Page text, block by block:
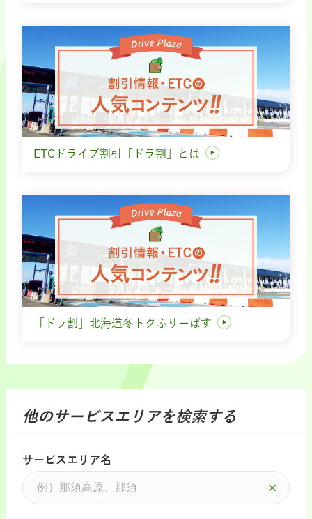
ETCドライブ割引「ドラ割」とは
「ドラ割」北海道冬トクふりーぱす
他のサービスエリアを検索する
サービスエリア名